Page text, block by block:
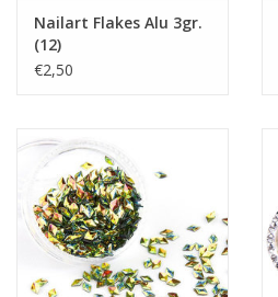
Nailart Flakes Alu 3gr.
(12)
€2,50